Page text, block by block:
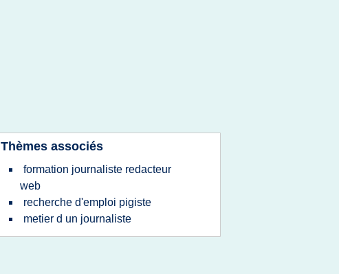
Thèmes associés
formation journaliste redacteur
web
recherche d'emploi pigiste
metier d un journaliste